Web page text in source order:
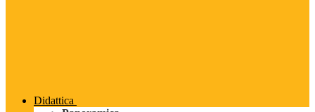
Didattica